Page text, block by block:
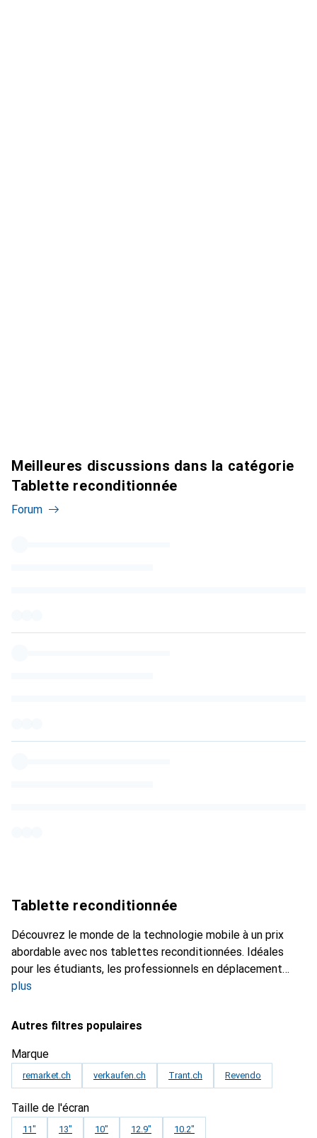
Meilleures discussions dans la catégorie
Tablette reconditionnée
Forum
Tablette reconditionnée
Découvrez le monde de la technologie mobile à un prix
abordable avec nos tablettes reconditionnées. Idéales
pour les étudiants, les professionnels en déplacement
plus
Autres filtres populaires
Marque
remarket.ch verkaufen.ch Trant.ch Revendo
Taille de l'écran
11" 13" 10" 12.9" 10.2"